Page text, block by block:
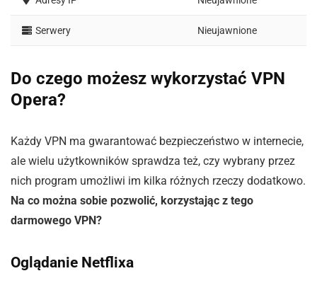
Serwery Nieujawnione
Do czego możesz wykorzystać VPN
Opera?
Każdy VPN ma gwarantować bezpieczeństwo w internecie,
ale wielu użytkowników sprawdza też, czy wybrany przez
nich program umożliwi im kilka różnych rzeczy dodatkowo.
Na co można sobie pozwolić, korzystając z tego
darmowego VPN?
Oglądanie Netflixa